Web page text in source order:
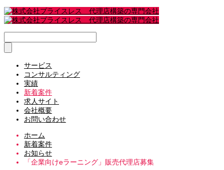
サービス
コンサルティング
実績
新着案件
求人サイト
会社概要
お問い合わせ
ホーム
新着案件
お知らせ
「企業向けeラーニング」販売代理店募集